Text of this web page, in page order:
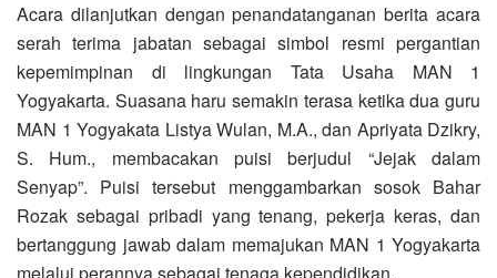
Acara dilanjutkan dengan penandatanganan berita acara
serah terima jabatan sebagai simbol resmi pergantian
kepemimpinan di lingkungan Tata Usaha MAN 1
Yogyakarta. Suasana haru semakin terasa ketika dua guru
MAN 1 Yogyakata Listya Wulan, M.A., dan Apriyata Dzikry,
S. Hum., membacakan puisi berjudul “Jejak dalam
Senyap”. Puisi tersebut menggambarkan sosok Bahar
Rozak sebagai pribadi yang tenang, pekerja keras, dan
bertanggung jawab dalam memajukan MAN 1 Yogyakarta